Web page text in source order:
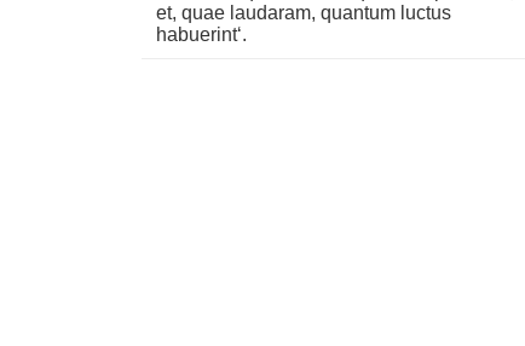
et, quae laudaram, quantum luctus
habuerint‘.